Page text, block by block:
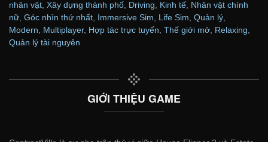
nhân vật Xây dựng thành phố Driving Kinh tế Nhân vật chính
nữ Góc nhìn thứ nhất Immersive Sim Life Sim Quản lý
Modern
Multiplayer, Hợp tác trực tuyến Thế giới mở Relaxing
Quản lý tài nguyên
GIỚI THIỆU GAME